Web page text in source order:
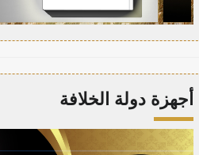
أجهزة دولة الخلافة